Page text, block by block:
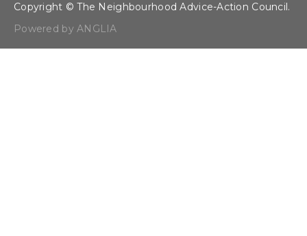
Copyright © The Neighbourhood Advice-Action Council.
Powered by ANGLIA